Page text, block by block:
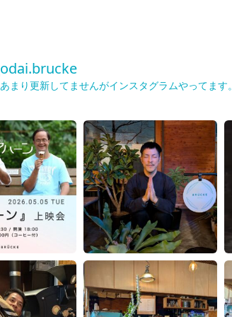
odai.brucke
あまり更新してませんがインスタグラムやってます。